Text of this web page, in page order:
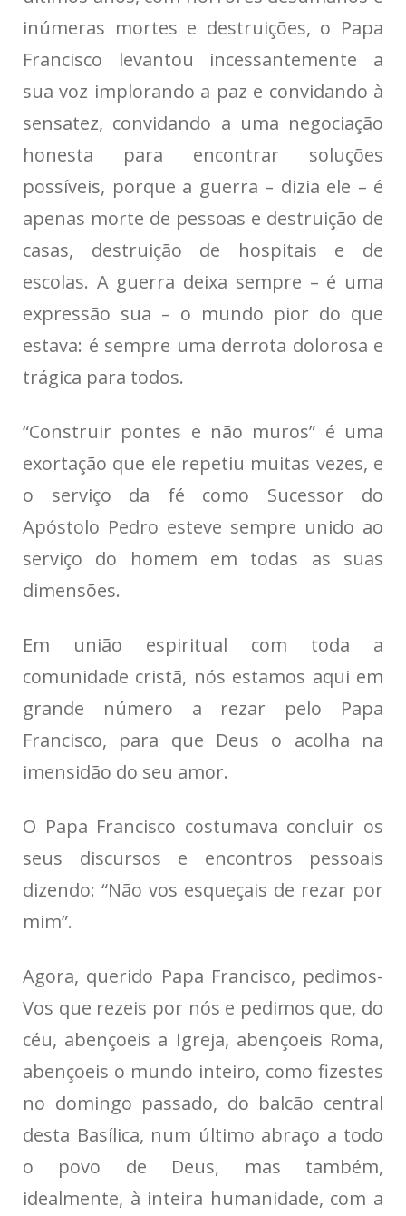
inúmeras mortes e destruições, o Papa
Francisco levantou incessantemente a
sua voz implorando a paz e convidando à
sensatez, convidando a uma negociação
honesta para encontrar soluções
possíveis, porque a guerra – dizia ele – é
apenas morte de pessoas e destruição de
casas, destruição de hospitais e de
escolas. A guerra deixa sempre – é uma
expressão sua – o mundo pior do que
estava: é sempre uma derrota dolorosa e
trágica para todos.
“Construir pontes e não muros” é uma
exortação que ele repetiu muitas vezes, e
o serviço da fé como Sucessor do
Apóstolo Pedro esteve sempre unido ao
serviço do homem em todas as suas
dimensões.
Em união espiritual com toda a
comunidade cristã, nós estamos aqui em
grande número a rezar pelo Papa
Francisco, para que Deus o acolha na
imensidão do seu amor.
O Papa Francisco costumava concluir os
seus discursos e encontros pessoais
dizendo: “Não vos esqueçais de rezar por
mim”.
Agora, querido Papa Francisco, pedimos-
Vos que rezeis por nós e pedimos que, do
céu, abençoeis a Igreja, abençoeis Roma,
abençoeis o mundo inteiro, como fizestes
no domingo passado, do balcão central
desta Basílica, num último abraço a todo
o povo de Deus, mas também,
idealmente, à inteira humanidade, com a